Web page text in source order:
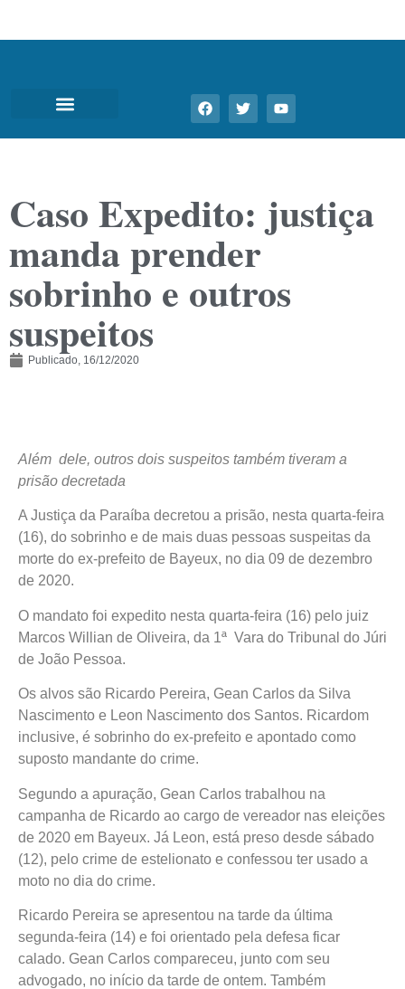
Caso Expedito: justiça
manda prender
sobrinho e outros
suspeitos
Publicado, 16/12/2020
Além dele, outros dois suspeitos também tiveram a
prisão decretada
A Justiça da Paraíba decretou a prisão, nesta quarta-feira
(16), do sobrinho e de mais duas pessoas suspeitas da
morte do ex-prefeito de Bayeux, no dia 09 de dezembro
de 2020.
O mandato foi expedito nesta quarta-feira (16) pelo juiz
Marcos Willian de Oliveira, da 1ª Vara do Tribunal do Júri
de João Pessoa.
Os alvos são Ricardo Pereira, Gean Carlos da Silva
Nascimento e Leon Nascimento dos Santos. Ricardom
inclusive, é sobrinho do ex-prefeito e apontado como
suposto mandante do crime.
Segundo a apuração, Gean Carlos trabalhou na
campanha de Ricardo ao cargo de vereador nas eleições
de 2020 em Bayeux. Já Leon, está preso desde sábado
(12), pelo crime de estelionato e confessou ter usado a
moto no dia do crime.
Ricardo Pereira se apresentou na tarde da última
segunda-feira (14) e foi orientado pela defesa ficar
calado. Gean Carlos compareceu, junto com seu
advogado, no início da tarde de ontem. Também